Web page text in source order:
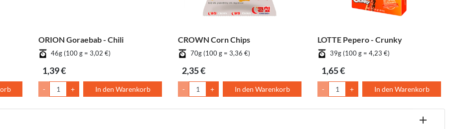
ORION Goraebab - Chili
46g (100 g = 3,02 €)
1,39 €
- + In den Warenkorb
CROWN Corn Chips
70g (100 g = 3,36 €)
2,35 €
- + In den Warenkorb
LOTTE Pepero - Crunky
39g (100 g = 4,23 €)
1,65 €
- + In den Warenkorb